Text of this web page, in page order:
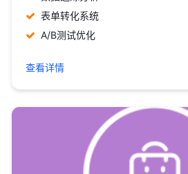
表单转化系统
A/B测试优化
查看详情